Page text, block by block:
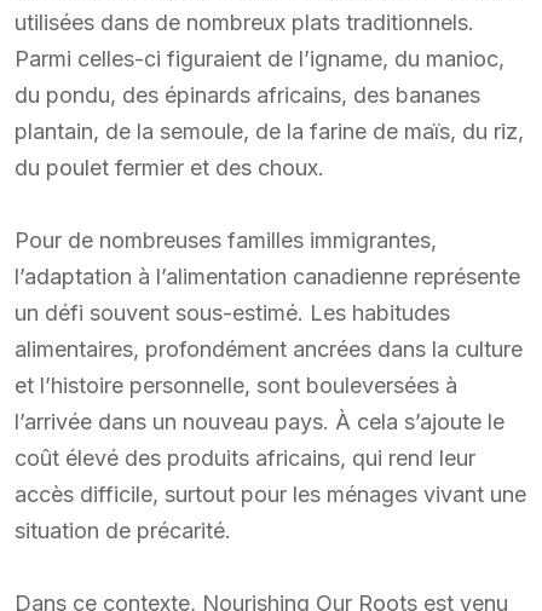
utilisées dans de nombreux plats traditionnels.
Parmi celles-ci figuraient de l’igname, du manioc,
du pondu, des épinards africains, des bananes
plantain, de la semoule, de la farine de maïs, du riz,
du poulet fermier et des choux.
Pour de nombreuses familles immigrantes,
l’adaptation à l’alimentation canadienne représente
un défi souvent sous-estimé. Les habitudes
alimentaires, profondément ancrées dans la culture
et l’histoire personnelle, sont bouleversées à
l’arrivée dans un nouveau pays. À cela s’ajoute le
coût élevé des produits africains, qui rend leur
accès difficile, surtout pour les ménages vivant une
situation de précarité.
Dans ce contexte, Nourishing Our Roots est venu